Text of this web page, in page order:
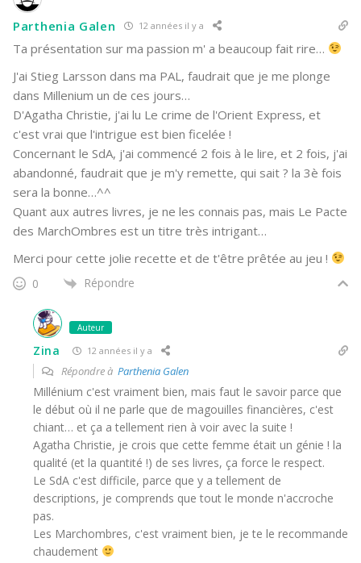
Parthenia Galen 12 années il y a
Ta présentation sur ma passion m' a beaucoup fait rire…
J'ai Stieg Larsson dans ma PAL, faudrait que je me plonge
dans Millenium un de ces jours…
D'Agatha Christie, j'ai lu Le crime de l'Orient Express, et
c'est vrai que l'intrigue est bien ficelée !
Concernant le SdA, j'ai commencé 2 fois à le lire, et 2 fois, j'ai
abandonné, faudrait que je m'y remette, qui sait ? la 3è fois
sera la bonne…^^
Quant aux autres livres, je ne les connais pas, mais Le Pacte
des MarchOmbres est un titre très intrigant…
Merci pour cette jolie recette et de t'être prêtée au jeu !
0 Répondre
Auteur
Zina 12 années il y a
Répondre à Parthenia Galen
Millénium c'est vraiment bien, mais faut le savoir parce que
le début où il ne parle que de magouilles financières, c'est
chiant… et ça a tellement rien à voir avec la suite !
Agatha Christie, je crois que cette femme était un génie ! la
qualité (et la quantité !) de ses livres, ça force le respect.
Le SdA c'est difficile, parce que y a tellement de
descriptions, je comprends que tout le monde n'accroche
pas.
Les Marchombres, c'est vraiment bien, je te le recommande
chaudement